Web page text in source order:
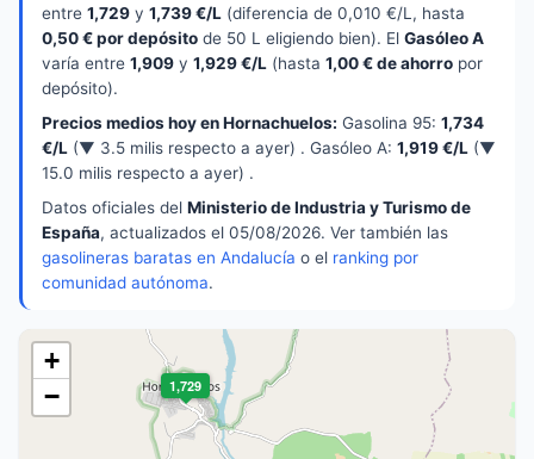
entre 1,729 y 1,739 €/L (diferencia de 0,010 €/L, hasta
0,50 € por depósito de 50 L eligiendo bien). El Gasóleo A
varía entre 1,909 y 1,929 €/L (hasta 1,00 € de ahorro por
depósito).
Precios medios hoy en Hornachuelos: Gasolina 95: 1,734
€/L (▼ 3.5 milis respecto a ayer) . Gasóleo A: 1,919 €/L (▼
15.0 milis respecto a ayer) .
Datos oficiales del Ministerio de Industria y Turismo de
España, actualizados el 05/08/2026. Ver también las
gasolineras baratas en Andalucía o el ranking por
comunidad autónoma.
1,729
+
−